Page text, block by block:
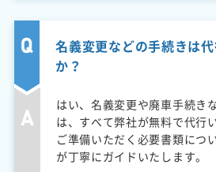
名義変更などの手続きは
か？
はい、名義変更や廃車手続き
は、すべて弊社が無料で代行
ご準備いただく必要書類につ
が丁寧にガイドいたします。